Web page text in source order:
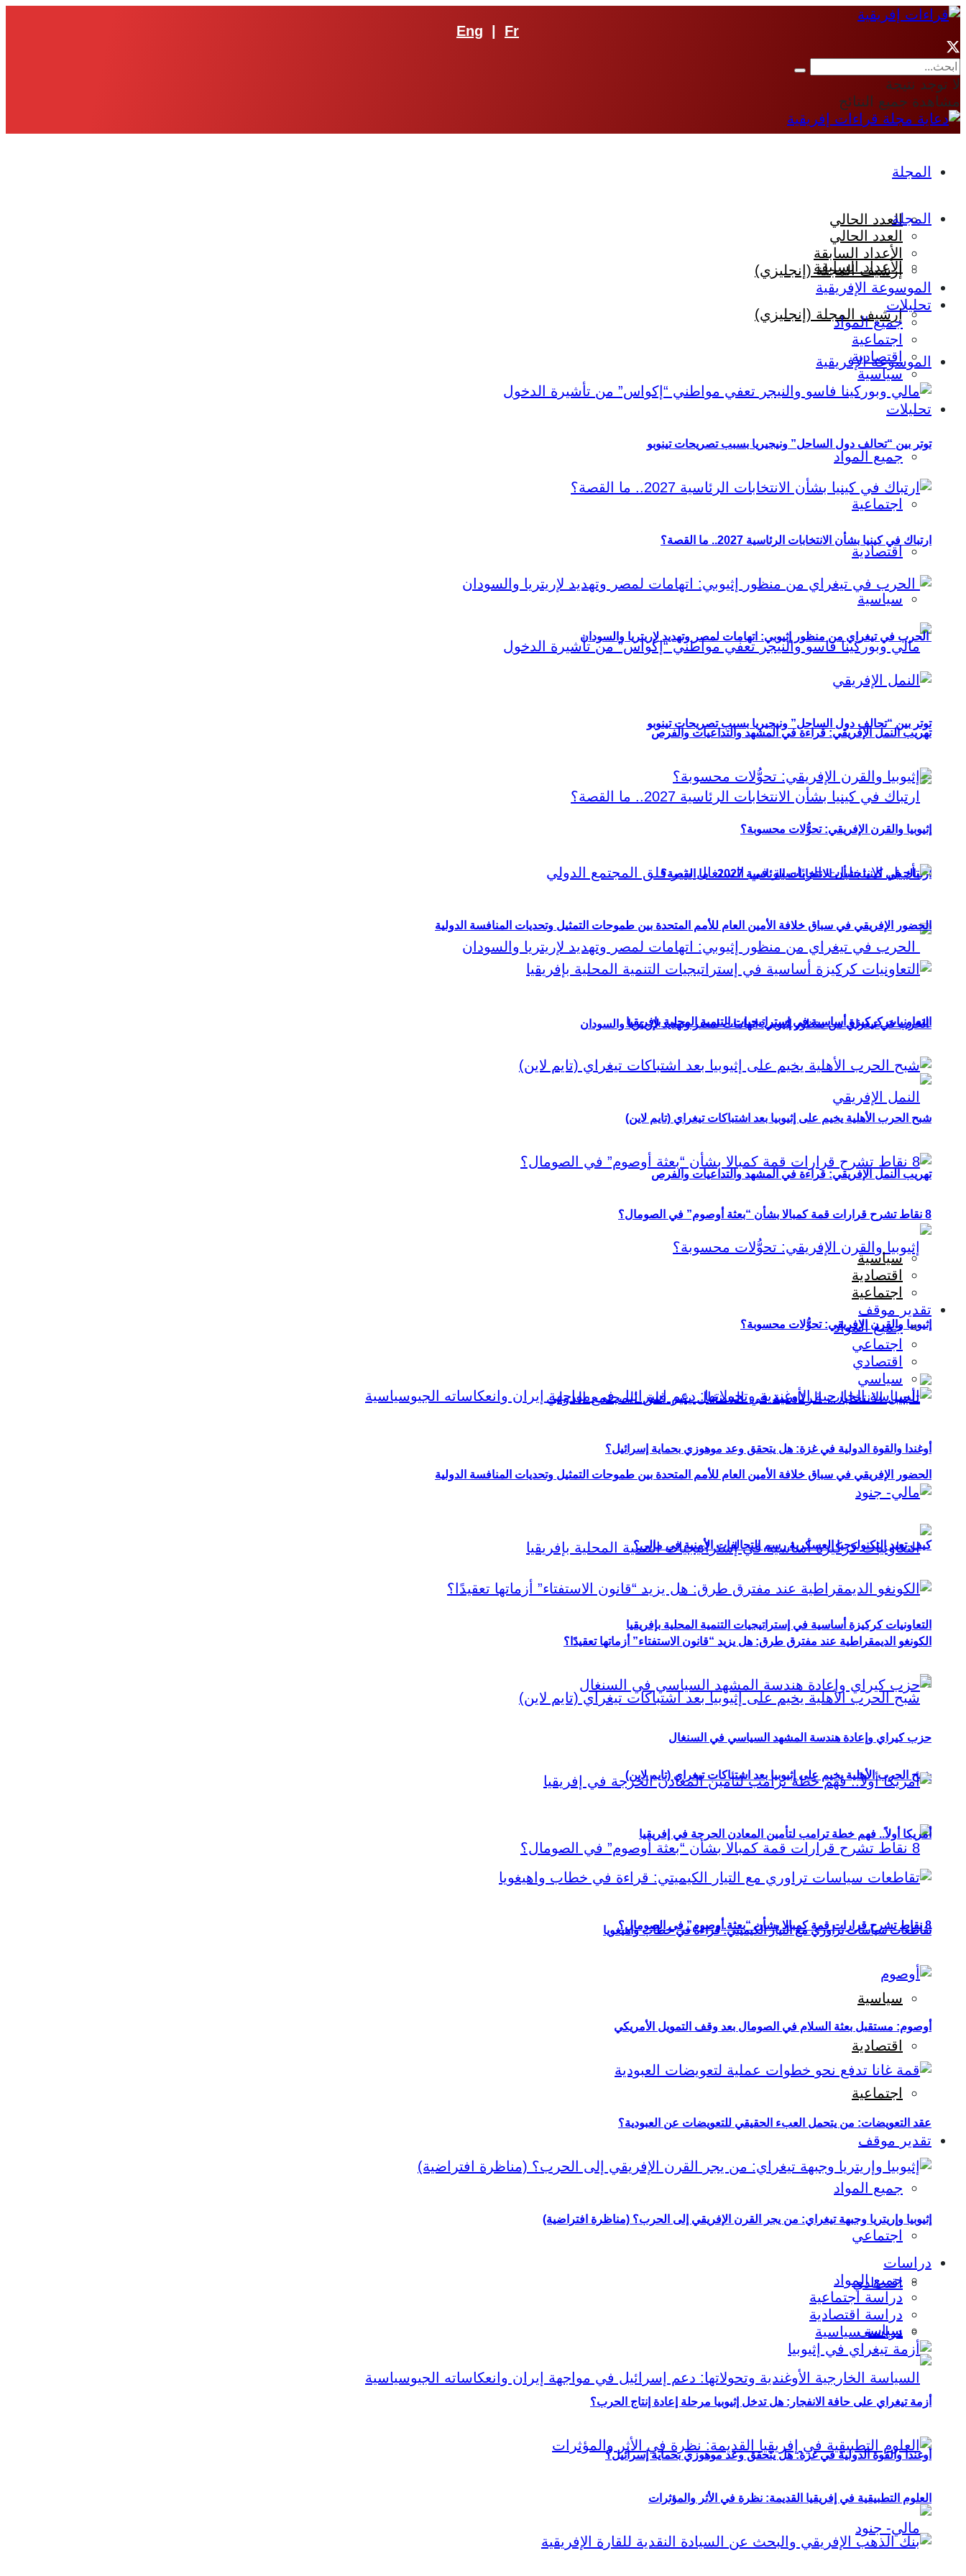
Eng Fr
لا توجد نتيجة
مشاهدة جميع النتائج
المجلة
العدد الحالي
الأعداد السابقة
إرشيف المجلة (إنجليزي)
الموسوعة الإفريقية
تحليلات
جميع المواد
اجتماعية
اقتصادية
سياسية
توتر بين “تحالف دول الساحل” ونيجيريا بسبب تصريحات تينوبو
ارتباك في كينيا بشأن الانتخابات الرئاسية 2027.. ما القصة؟
الحرب في تيغراي من منظور إثيوبي: اتهامات لمصر وتهديد لإريتريا والسودان
تهريب النمل الإفريقي: قراءة في المشهد والتداعيات والفرص
إثيوبيا والقرن الإفريقي: تحوُّلات محسوبة؟
الحضور الإفريقي في سباق خلافة الأمين العام للأمم المتحدة بين طموحات التمثيل وتحديات المنافسة الدولية
التعاونيات كركيزة أساسية في إستراتيجيات التنمية المحلية بإفريقيا
شبح الحرب الأهلية يخيم على إثيوبيا بعد اشتباكات تيغراي (تايم لاين)
8 نقاط تشرح قرارات قمة كمبالا بشأن “بعثة أوصوم” في الصومال؟
سياسية
اقتصادية
اجتماعية
تقدير موقف
جميع المواد
اجتماعي
اقتصادي
سياسي
أوغندا والقوة الدولية في غزة: هل يتحقق وعد موهوزي بحماية إسرائيل؟
المجلة
العدد الحالي
الأعداد السابقة
إرشيف المجلة (إنجليزي)
الموسوعة الإفريقية
تحليلات
جميع المواد
اجتماعية
اقتصادية
سياسية
توتر بين “تحالف دول الساحل” ونيجيريا بسبب تصريحات تينوبو
ارتباك في كينيا بشأن الانتخابات الرئاسية 2027.. ما القصة؟
الحرب في تيغراي من منظور إثيوبي: اتهامات لمصر وتهديد لإريتريا والسودان
تهريب النمل الإفريقي: قراءة في المشهد والتداعيات والفرص
إثيوبيا والقرن الإفريقي: تحوُّلات محسوبة؟
الحضور الإفريقي في سباق خلافة الأمين العام للأمم المتحدة بين طموحات التمثيل وتحديات المنافسة الدولية
التعاونيات كركيزة أساسية في إستراتيجيات التنمية المحلية بإفريقيا
شبح الحرب الأهلية يخيم على إثيوبيا بعد اشتباكات تيغراي (تايم لاين)
8 نقاط تشرح قرارات قمة كمبالا بشأن “بعثة أوصوم” في الصومال؟
سياسية
اقتصادية
اجتماعية
تقدير موقف
جميع المواد
اجتماعي
اقتصادي
سياسي
أوغندا والقوة الدولية في غزة: هل يتحقق وعد موهوزي بحماية إسرائيل؟
كيف تعيد التكنولوجيا العسكرية رسم التحالفات الأمنية في مالي؟
الكونغو الديمقراطية عند مفترق طرق: هل يزيد “قانون الاستفتاء” أزماتها تعقيدًا؟
حزب كيراي وإعادة هندسة المشهد السياسي في السنغال
أمريكا أولاً.. فهم خطة ترامب لتأمين المعادن الحرجة في إفريقيا
تقاطعات سياسات تراوري مع التيار الكيميتي: قراءة في خطاب واهيغويا
أوصوم: مستقبل بعثة السلام في الصومال بعد وقف التمويل الأمريكي
عقد التعويضات: من يتحمل العبء الحقيقي للتعويضات عن العبودية؟
إثيوبيا وإريتريا وجبهة تيغراي: من يجر القرن الإفريقي إلى الحرب؟ (مناظرة افتراضية)
دراسات
جميع المواد
دراسة اجتماعية
دراسة اقتصادية
دراسة سياسية
أزمة تيغراي على حافة الانفجار: هل تدخل إثيوبيا مرحلة إعادة إنتاج الحرب؟
العلوم التطبيقية في إفريقيا القديمة: نظرة في الأثر والمؤثرات